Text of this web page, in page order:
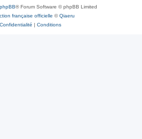
phpBB® Forum Software © phpBB Limited
française officielle ©Qiaeru
Confidentialité | Conditions